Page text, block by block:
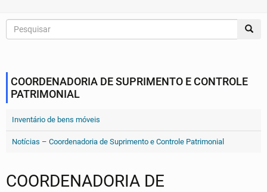
COORDENADORIA DE SUPRIMENTO E CONTROLE
PATRIMONIAL
Inventário de bens móveis
Notícias – Coordenadoria de Suprimento e Controle Patrimonial
COORDENADORIA DE